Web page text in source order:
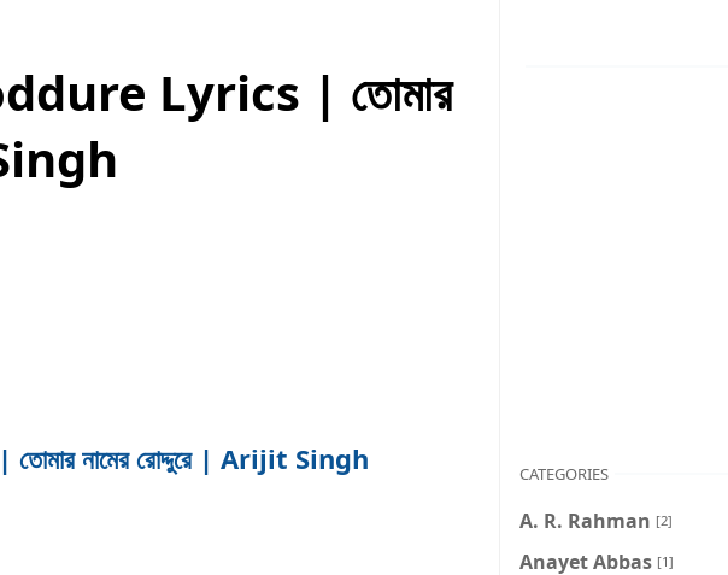
Lyrics | তোমার
নামের রোদ্দুরে | Arijit Singh CATEGORIES
A. R. Rahman [2]
Anayet Abbas [1]